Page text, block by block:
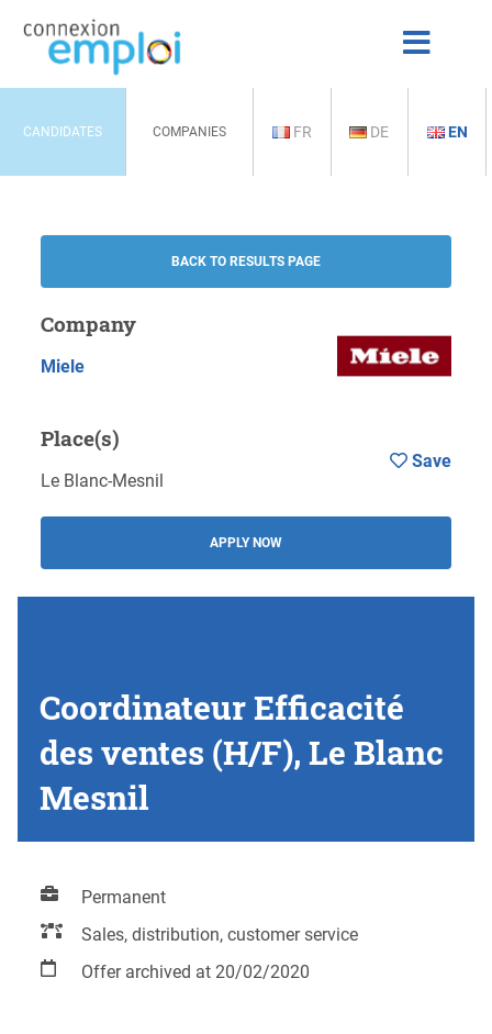
CANDIDATES COMPANIES FR DE EN
BACK TO RESULTS PAGE
Company
Miele
Place(s)
Le Blanc-Mesnil
APPLY NOW
Save
Coordinateur Efficacité
des ventes (H/F), Le Blanc
Mesnil
Permanent
Sales, distribution, customer service
Offer archived at 20/02/2020